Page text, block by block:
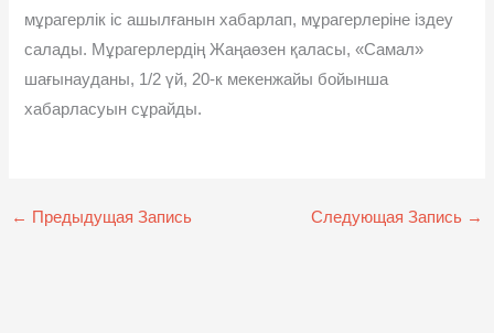
мұрагерлік іс ашылғанын хабарлап, мұрагерлеріне іздеу
салады. Мұрагерлердің Жаңаөзен қаласы, «Самал»
шағынауданы, 1/2 үй, 20-к мекенжайы бойынша
хабарласуын сұрайды.
← Предыдущая Запись Следующая Запись →